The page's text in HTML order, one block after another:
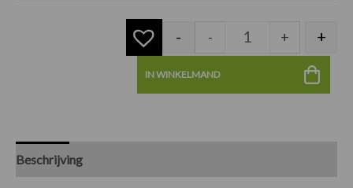
- - + +
IN WINKELMAND
Beschrijving